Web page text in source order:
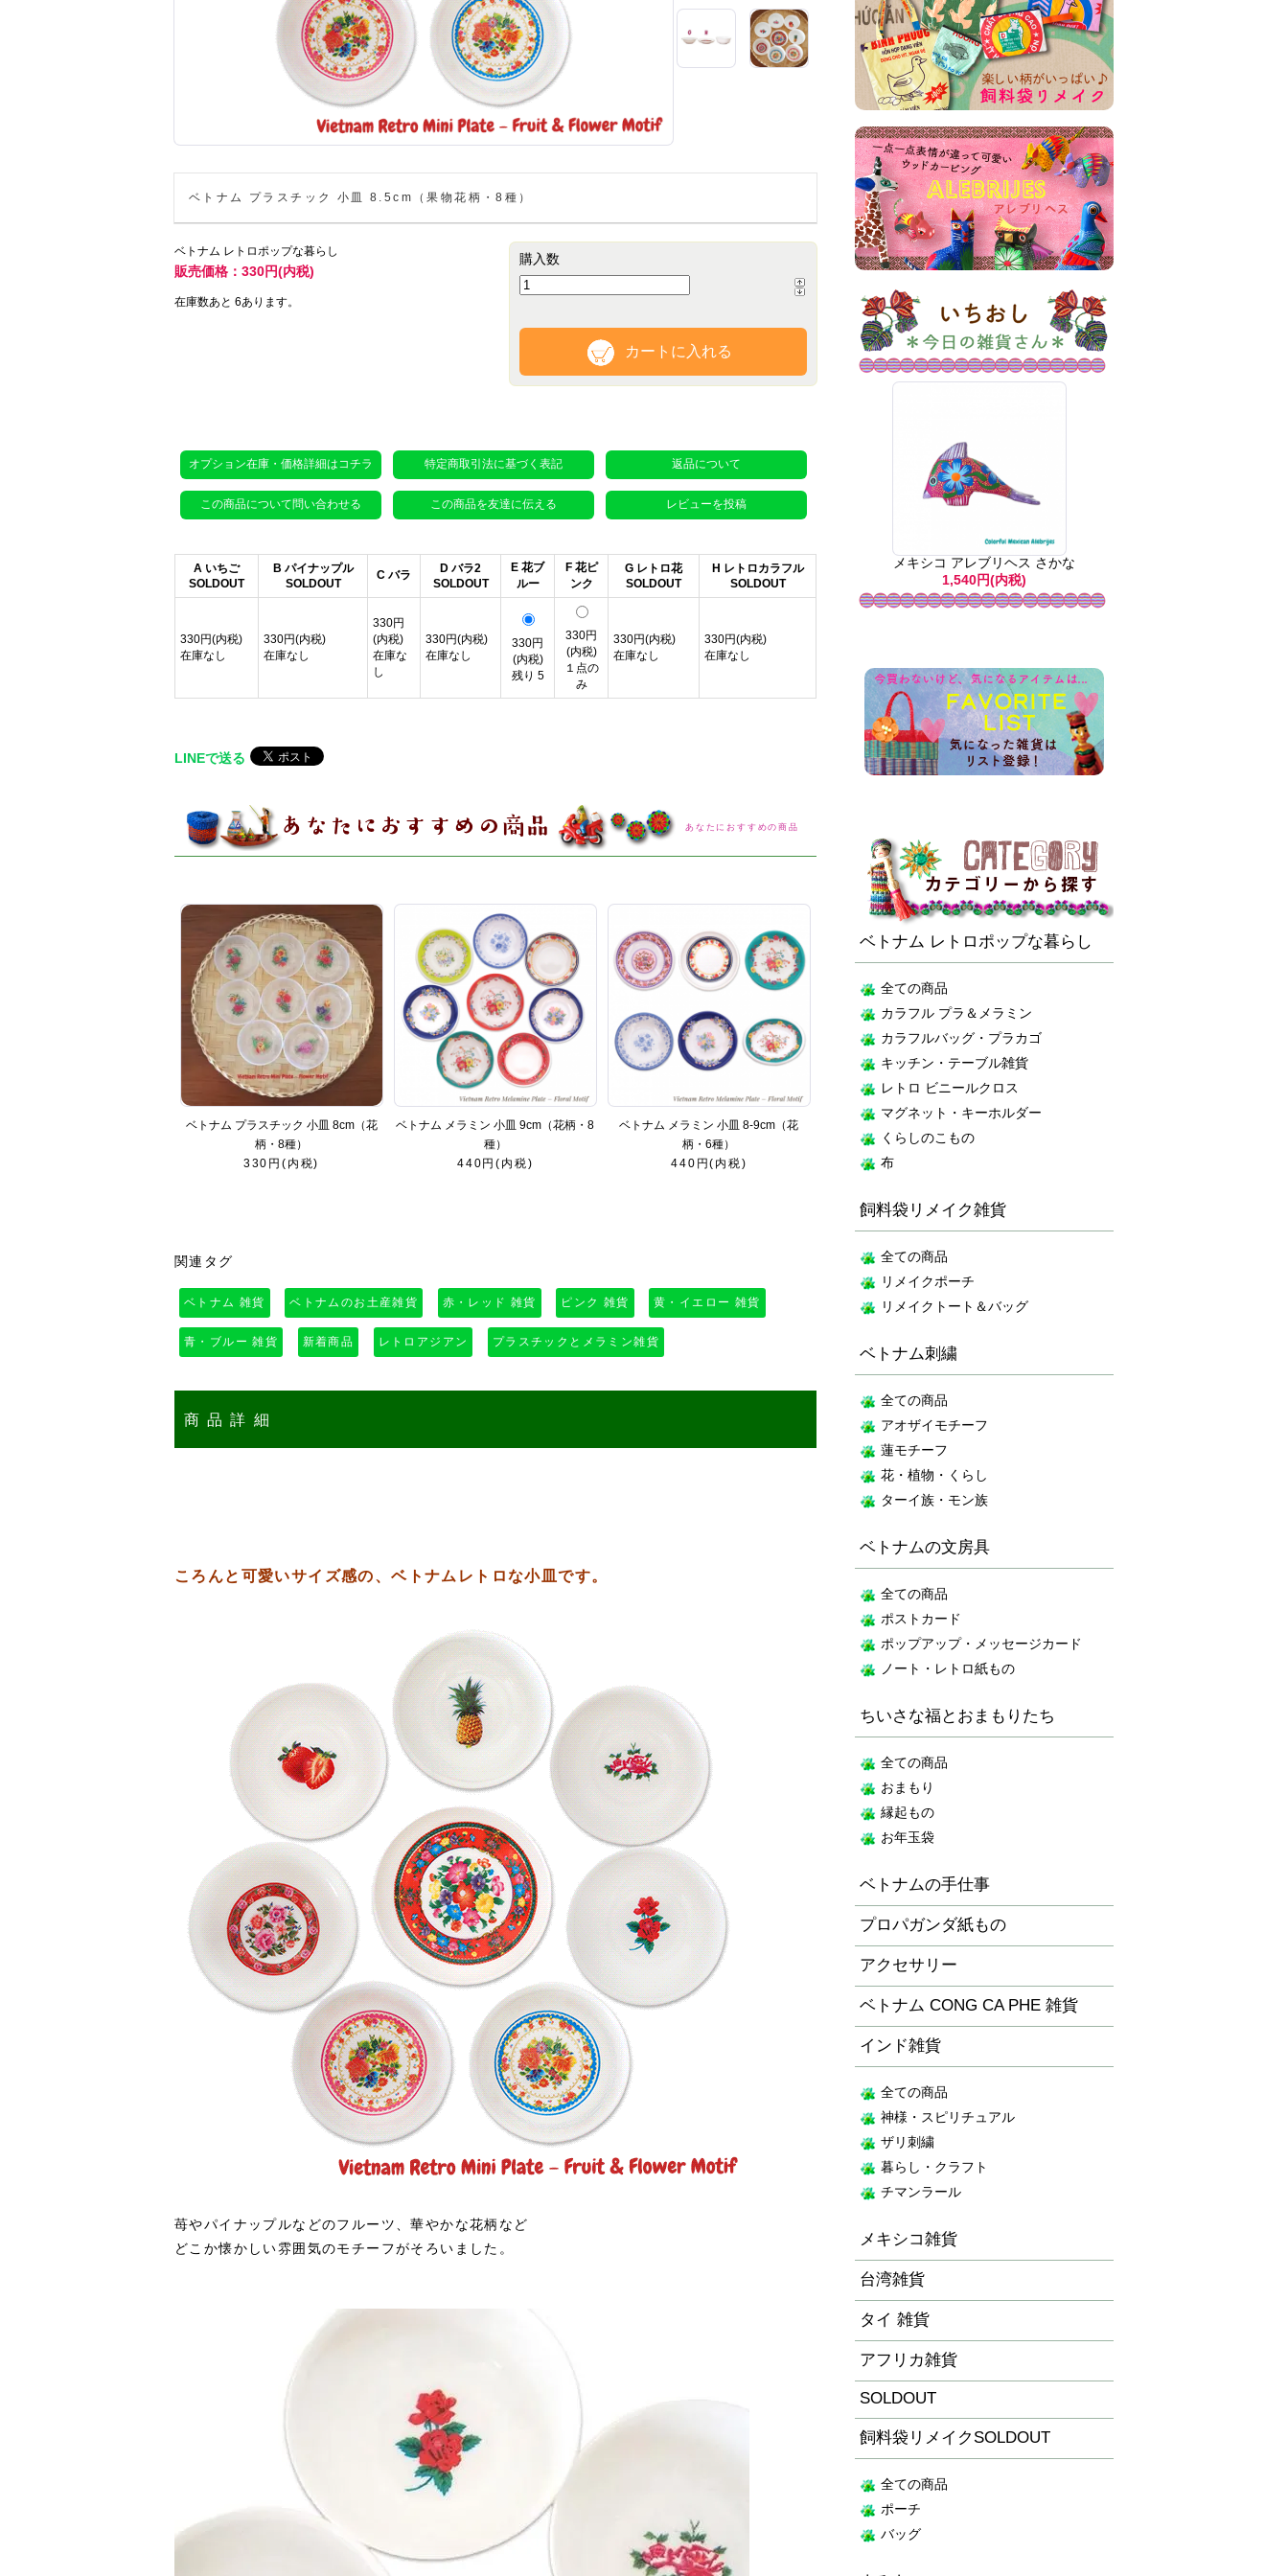
ベトナム プラスチック 小皿 8.5cm（果物花柄・8種）
ベトナム レトロポップな暮らし
販売価格：330円(内税)
在庫数あと 6あります。
購入数
カートに入れる
オプション在庫・価格詳細はコチラ 特定商取引法に基づく表記 返品について
この商品について問い合わせる この商品を友達に伝える レビューを投稿
A いちご
SOLDOUT
B パイナップル
SOLDOUT
C バラ
D バラ2
SOLDOUT
E 花ブ
ルー
F 花ピ
ンク
G レトロ花
SOLDOUT
H レトロカラフル
SOLDOUT
330円(内税)
在庫なし
330円(内税)
在庫なし
330円
(内税)
在庫な
し
330円(内税)
在庫なし
330円
(内税)
残り 5
330円
(内税)
１点の
み
330円(内税)
在庫なし
330円(内税)
在庫なし
LINEで送る
あなたにおすすめの商品
ベトナム プラスチック 小皿 8cm（花
柄・8種）
330円(内税)
ベトナム メラミン 小皿 9cm（花柄・8
種）
440円(内税)
ベトナム メラミン 小皿 8-9cm（花
柄・6種）
440円(内税)
関連タグ
ベトナム 雑貨 ベトナムのお土産雑貨 赤・レッド 雑貨 ピンク 雑貨 黄・イエロー 雑貨
青・ブルー 雑貨 新着商品 レトロアジアン プラスチックとメラミン雑貨
商品詳細
ころんと可愛いサイズ感の、ベトナムレトロな小皿です。
苺やパイナップルなどのフルーツ、華やかな花柄など
どこか懐かしい雰囲気のモチーフがそろいました。
メキシコ アレブリヘス さかな
1,540円(内税)
ベトナム レトロポップな暮らし
全ての商品
カラフル プラ＆メラミン
カラフルバッグ・プラカゴ
キッチン・テーブル雑貨
レトロ ビニールクロス
マグネット・キーホルダー
くらしのこもの
布
飼料袋リメイク雑貨
全ての商品
リメイクポーチ
リメイクトート＆バッグ
ベトナム刺繍
全ての商品
アオザイモチーフ
蓮モチーフ
花・植物・くらし
ターイ族・モン族
ベトナムの文房具
全ての商品
ポストカード
ポップアップ・メッセージカード
ノート・レトロ紙もの
ちいさな福とおまもりたち
全ての商品
おまもり
縁起もの
お年玉袋
ベトナムの手仕事
プロパガンダ紙もの
アクセサリー
ベトナム CONG CA PHE 雑貨
インド雑貨
全ての商品
神様・スピリチュアル
ザリ刺繍
暮らし・クラフト
チマンラール
メキシコ雑貨
台湾雑貨
タイ 雑貨
アフリカ雑貨
SOLDOUT
飼料袋リメイクSOLDOUT
全ての商品
ポーチ
バッグ